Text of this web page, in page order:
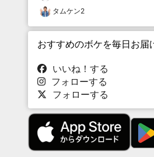
タムケン2
おすすめのボケを毎日お届
いいね！する
フォローする
フォローする